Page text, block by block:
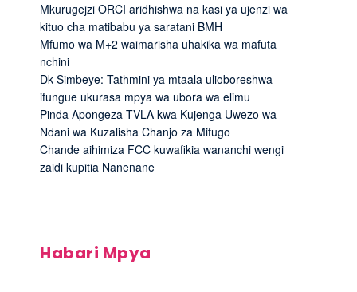
Mkurugejzi ORCI aridhishwa na kasi ya ujenzi wa
kituo cha matibabu ya saratani BMH
Mfumo wa M+2 waimarisha uhakika wa mafuta
nchini
Dk Simbeye: Tathmini ya mtaala ulioboreshwa
ifungue ukurasa mpya wa ubora wa elimu
Pinda Apongeza TVLA kwa Kujenga Uwezo wa
Ndani wa Kuzalisha Chanjo za Mifugo
Chande aihimiza FCC kuwafikia wananchi wengi
zaidi kupitia Nanenane
Habari Mpya